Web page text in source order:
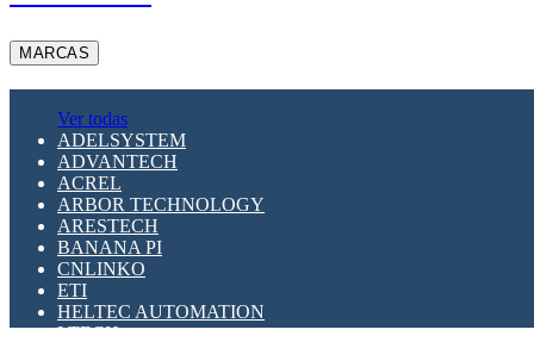
MARCAS
Ver todas
ADELSYSTEM
ADVANTECH
ACREL
ARBOR TECHNOLOGY
ARESTECH
BANANA PI
CNLINKO
ETI
HELTEC AUTOMATION
LTECH